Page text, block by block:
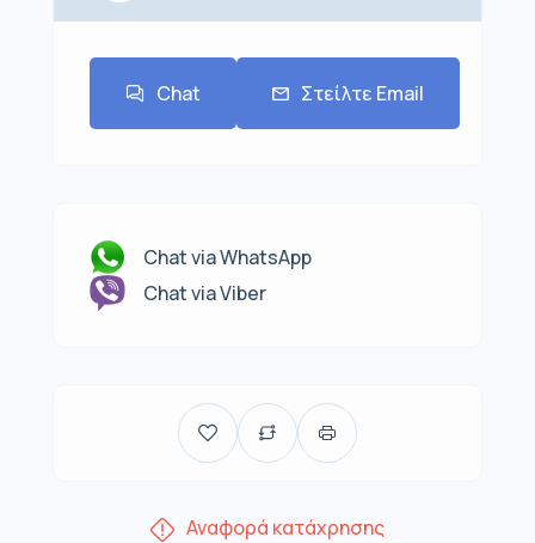
Chat Στείλτε Email
Chat via WhatsApp
Chat via Viber
Αναφορά κατάχρησης